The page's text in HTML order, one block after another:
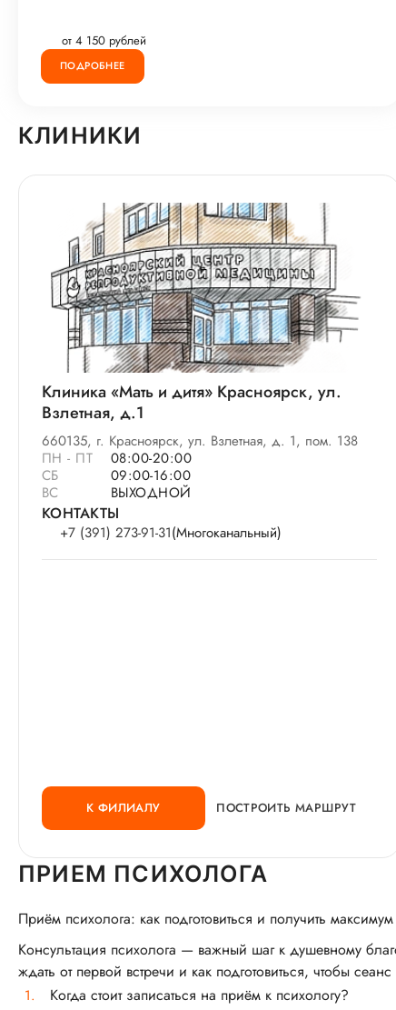
от 4 150 рублей
ПОДРОБНЕЕ
КЛИНИКИ
Клиника «Мать и дитя» Красноярск, ул.
Взлетная, д.1
660135, г. Красноярск, ул. Взлетная, д. 1, пом. 138
ПН - ПТ
08:00-20:00
СБ
09:00-16:00
ВС
ВЫХОДНОЙ
КОНТАКТЫ
+7 (391) 273-91-31(Многоканальный)
К ФИЛИАЛУ ПОСТРОИТЬ МАРШРУТ
ПРИЕМ ПСИХОЛОГА
Приём психолога: как подготовиться и получить
Консультация психолога — важный шаг к душевному
ждать от первой встречи и как подготовиться, чтобы
Когда стоит записаться на приём к психологу?